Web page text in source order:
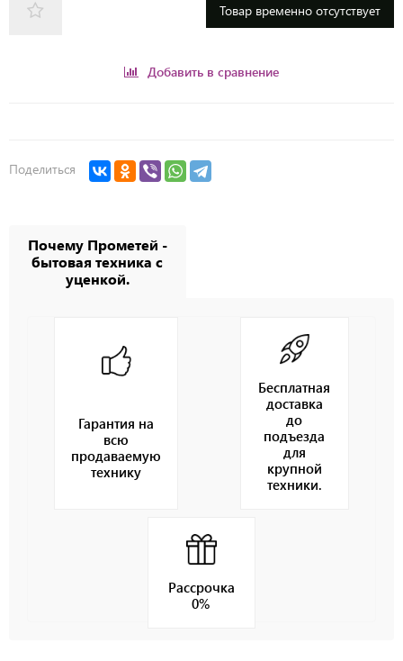
Товар временно отсутствует
Добавить в сравнение
Поделиться
Почему Прометей -
бытовая техника с
уценкой.
Гарантия на
всю
продаваемую
технику
Бесплатная
доставка
до
подъезда
для
крупной
техники.
Рассрочка
0%